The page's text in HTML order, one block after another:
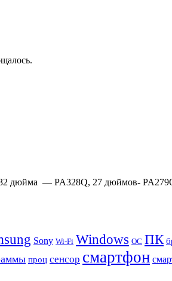
32 дюйма — PA328Q, 27 дюймов-
Sony Wi-Fi Windows ОС ПК
проц сенсор смартфон